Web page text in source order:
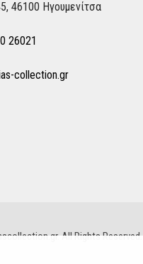
46100 Ηγουμενίτσα
26021
collection.gr
All Rights Reserved.